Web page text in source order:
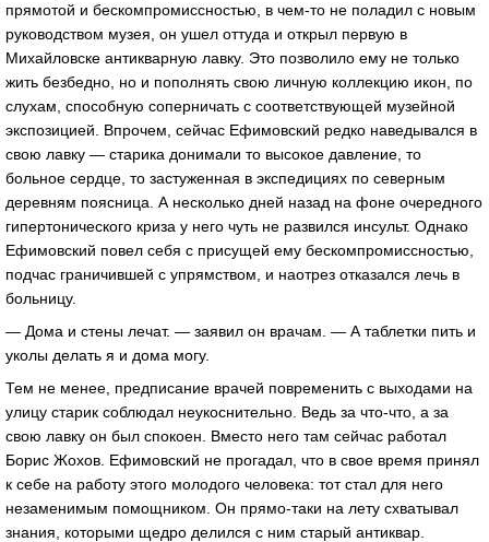
прямотой и бескомпромиссностью, в чем-то не поладил с новым
руководством музея, он ушел оттуда и открыл первую в
Михайловске антикварную лавку. Это позволило ему не только
жить безбедно, но и пополнять свою личную коллекцию икон, по
слухам, способную соперничать с соответствующей музейной
экспозицией. Впрочем, сейчас Ефимовский редко наведывался в
свою лавку — старика донимали то высокое давление, то
больное сердце, то застуженная в экспедициях по северным
деревням поясница. А несколько дней назад на фоне очередного
гипертонического криза у него чуть не развился инсульт. Однако
Ефимовский повел себя с присущей ему бескомпромиссностью,
подчас граничившей с упрямством, и наотрез отказался лечь в
больницу.
— Дома и стены лечат. — заявил он врачам. — А таблетки пить и
уколы делать я и дома могу.
Тем не менее, предписание врачей повременить с выходами на
улицу старик соблюдал неукоснительно. Ведь за что-что, а за
свою лавку он был спокоен. Вместо него там сейчас работал
Борис Жохов. Ефимовский не прогадал, что в свое время принял
к себе на работу этого молодого человека: тот стал для него
незаменимым помощником. Он прямо-таки на лету схватывал
знания, которыми щедро делился с ним старый антиквар.